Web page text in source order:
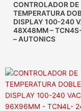
CONTROLADOR DE
TEMPERATURA
DISPLAY 100-240
48X48MM –
– AUTONICS